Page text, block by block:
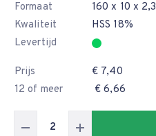
Formaat
160 x 10 x 2,3
Kwaliteit
HSS 18%
Levertijd
Prijs
€ 7,40
12 of meer
€ 6,66